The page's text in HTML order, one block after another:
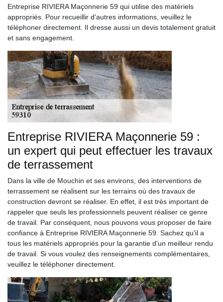
Entreprise RIVIERA Maçonnerie 59 qui utilise des matériels
appropriés. Pour recueillir d'autres informations, veuillez le
téléphoner directement. Il dresse aussi un devis totalement gratuit
et sans engagement.
Entreprise RIVIERA Maçonnerie 59 :
un expert qui peut effectuer les travaux
de terrassement
Dans la ville de Mouchin et ses environs, des interventions de
terrassement se réalisent sur les terrains où des travaux de
construction devront se réaliser. En effet, il est très important de
rappeler que seuls les professionnels peuvent réaliser ce genre
de travail. Par conséquent, nous pouvons vous proposer de faire
confiance à Entreprise RIVIERA Maçonnerie 59. Sachez qu'il a
tous les matériels appropriés pour la garantie d'un meilleur rendu
de travail. Si vous voulez des renseignements complémentaires,
veuillez le téléphoner directement.